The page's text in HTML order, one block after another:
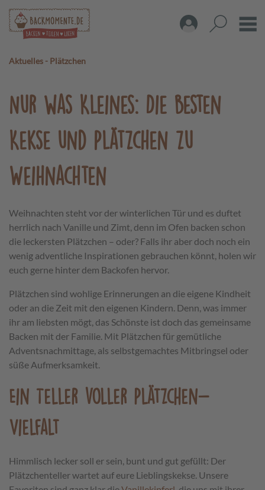
Aktuelles - Plätzchen
Nur was Kleines: Die besten
Kekse und Plätzchen zu
Weihnachten
Weihnachten steht vor der winterlichen Tür und es duftet
herrlich nach Vanille und Zimt, denn im Ofen backen schon
die leckersten Plätzchen – oder? Falls ihr aber doch noch ein
wenig adventliche Inspirationen gebrauchen könnt, holen wir
euch gerne hinter dem Backofen hervor.
Plätzchen sind wohlige Erinnerungen an die eigene Kindheit
oder an die Zeit mit den eigenen Kindern. Denn, was immer
ihr am liebsten mögt, das Schönste ist doch das gemeinsame
Backen mit der Familie. Mit Plätzchen für gemütliche
Adventsnachmittage, als selbstgemachtes Mitbringsel oder
süße Aufmerksamkeit.
Ein Teller voller Plätzchen-
Vielfalt
Himmlisch lecker soll er sein, bunt und gut gefüllt: Der
Plätzchenteller wartet auf eure Lieblingskekse. Unsere